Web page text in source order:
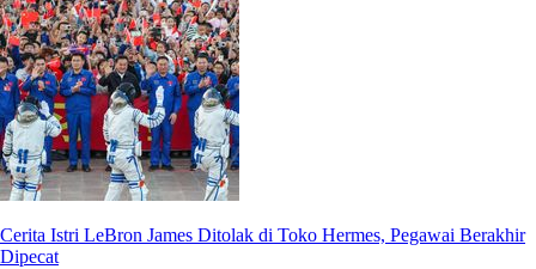
Cerita Istri LeBron James Ditolak di Toko Hermes, Pegawai Berakhir
Dipecat